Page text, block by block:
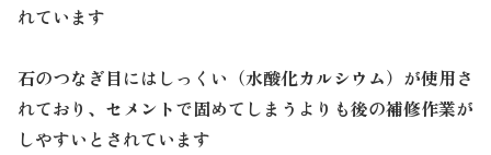
れています
石のつなぎ目にはしっくい（水酸化カルシウム）が使用さ
れており、セメントで固めてしまうよりも後の補修作業が
しやすいとされています